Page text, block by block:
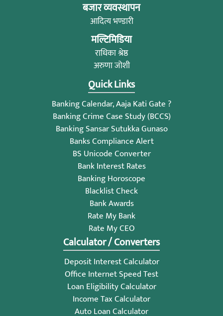
बजार व्यवस्थापन
आदित्य भण्डारी
मल्टिमिडिया
राधिका श्रेष्ठ
अरुणा जोशी
Quick Links
Banking Calendar, Aaja Kati Gate ?
Banking Crime Case Study (BCCS)
Banking Sansar Sutukka Gunaso
Banks Compliance Alert
BS Unicode Converter
Bank Interest Rates
Banking Horoscope
Blacklist Check
Bank Awards
Rate My Bank
Rate My CEO
Calculator / Converters
Deposit Interest Calculator
Office Internet Speed Test
Loan Eligibility Calculator
Income Tax Calculator
Auto Loan Calculator